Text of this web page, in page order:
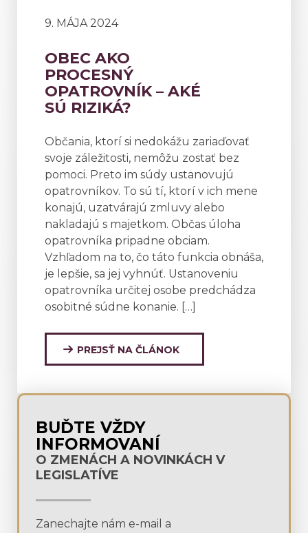
9. MÁJA 2024
OBEC AKO
PROCESNÝ
OPATROVNÍK – AKÉ
SÚ RIZIKÁ?
Občania, ktorí si nedokážu zariaďovať
svoje záležitosti, nemôžu zostať bez
pomoci. Preto im súdy ustanovujú
opatrovníkov. To sú tí, ktorí v ich mene
konajú, uzatvárajú zmluvy alebo
nakladajú s majetkom. Občas úloha
opatrovníka pripadne obciam.
Vzhľadom na to, čo táto funkcia obnáša,
je lepšie, sa jej vyhnúť. Ustanoveniu
opatrovníka určitej osobe predchádza
osobitné súdne konanie. […]
PREJSŤ NA ČLÁNOK
BUĎTE VŽDY
INFORMOVANÍ
O ZMENÁCH A NOVINKÁCH V
LEGISLATÍVE
Zanechajte nám e-mail a